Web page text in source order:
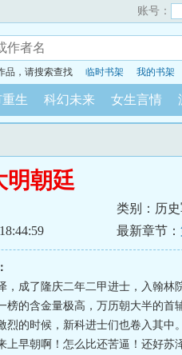
账号：
品，请搜索查找 临时书架 我的书架
生 科幻未来 女生言情
明朝廷
类别：历
最新章节：
，成了隆庆二年二甲进士，入翰林
榜的含金量极高，万历朝大半的首
烈的时候，新科进士们也卷入其中
上早朝啊！怎么比还苦逼！还好苏